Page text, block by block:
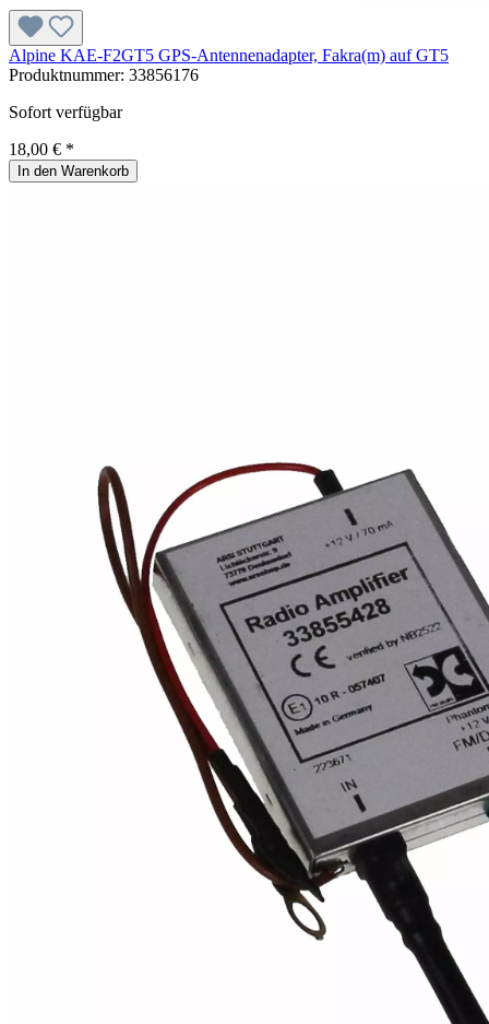
Alpine KAE-F2GT5 GPS-Antennenadapter, Fakra(m) auf GT5
Produktnummer: 33856176
Sofort verfügbar
18,00 € *
In den Warenkorb